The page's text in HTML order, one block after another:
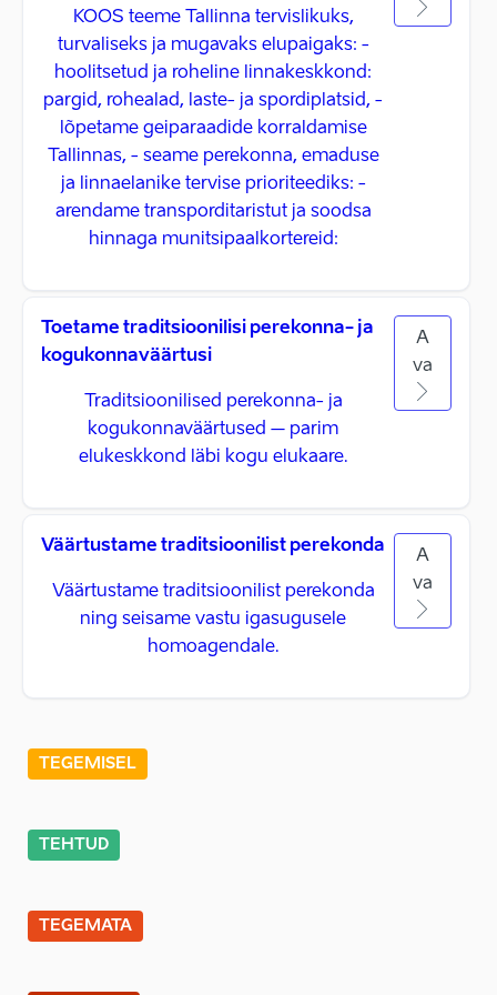
KOOS teeme Tallinna tervislikuks,
turvaliseks ja mugavaks elupaigaks: -
hoolitsetud ja roheline linnakeskkond:
pargid, rohealad, laste- ja spordiplatsid, -
lõpetame geiparaadide korraldamise
Tallinnas, - seame perekonna, emaduse
ja linnaelanike tervise prioriteediks: -
arendame transporditaristut ja soodsa
hinnaga munitsipaalkortereid:
Toetame traditsioonilisi perekonna- ja
kogukonnaväärtusi
Traditsioonilised perekonna- ja
kogukonnaväärtused – parim
elukeskkond läbi kogu elukaare.
A
va
Väärtustame traditsioonilist perekonda
Väärtustame traditsioonilist perekonda
ning seisame vastu igasugusele
homoagendale.
A
va
TEGEMISEL
TEHTUD
TEGEMATA